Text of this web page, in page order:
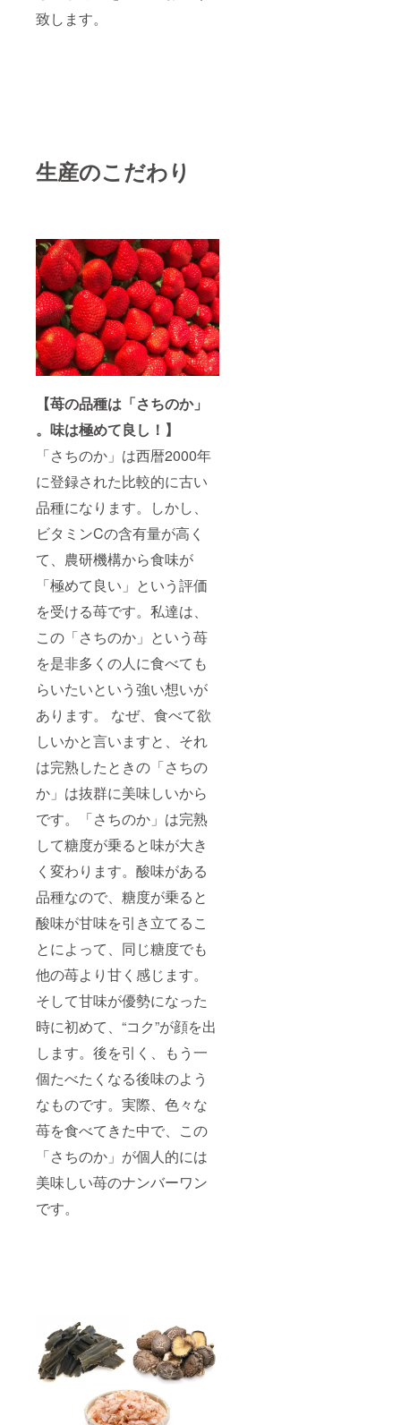
致します。
生産のこだわり
【苺の品種は「さちのか」
。味は極めて良し！】
「さちのか」は西暦2000年
に登録された比較的に古い
品種になります。しかし、
ビタミンCの含有量が高く
て、農研機構から食味が
「極めて良い」という評価
を受ける苺です。私達は、
この「さちのか」という苺
を是非多くの人に食べても
らいたいという強い想いが
あります。 なぜ、食べて欲
しいかと言いますと、それ
は完熟したときの「さちの
か」は抜群に美味しいから
です。「さちのか」は完熟
して糖度が乗ると味が大き
く変わります。酸味がある
品種なので、糖度が乗ると
酸味が甘味を引き立てるこ
とによって、同じ糖度でも
他の苺より甘く感じます。
そして甘味が優勢になった
時に初めて、“コク”が顔を出
します。後を引く、もう一
個たべたくなる後味のよう
なものです。実際、色々な
苺を食べてきた中で、この
「さちのか」が個人的には
美味しい苺のナンバーワン
です。